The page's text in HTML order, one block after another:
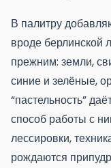
В палитру
вроде берлинской
прежним: земли,
синие и зелёные,
“пастельность”
способ работы с
лессировки,
рождаются